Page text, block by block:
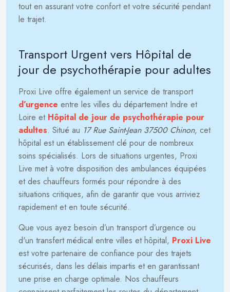
tout en assurant votre confort et votre sécurité pendant
le trajet.
Transport Urgent vers Hôpital de
jour de psychothérapie pour adultes
Proxi Live offre également un service de transport
d’urgence entre les villes du département Indre et
Loire et Hôpital de jour de psychothérapie pour
adultes. Situé au 17 Rue Saint-Jean 37500 Chinon, cet
hôpital est un établissement clé pour de nombreux
soins spécialisés. Lors de situations urgentes, Proxi
Live met à votre disposition des ambulances équipées
et des chauffeurs formés pour répondre à des
situations critiques, afin de garantir que vous arriviez
rapidement et en toute sécurité.
Que vous ayez besoin d’un transport d’urgence ou
d'un transfert médical entre villes et hôpital, Proxi Live
est votre partenaire de confiance pour des trajets
sécurisés, dans les délais impartis et en garantissant
une prise en charge optimale. Nos chauffeurs